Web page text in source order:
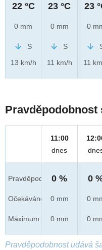
22 °C
0 mm
S
13 km/h
23 °C
0 mm
S
11 km/h
23
0
11
Pravděpodobnost
Pravděpod.
Očekáváno
Maximum
11:00
dnes
0 %
0 mm
0 mm
0
0
0
Pravděpodobnost udává